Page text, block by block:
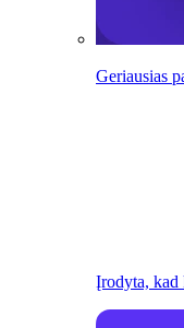
Geriausias
Įrodyta, kad